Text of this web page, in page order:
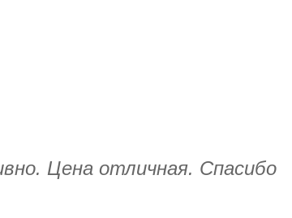
Цена отличная. Спасибо